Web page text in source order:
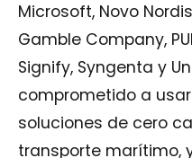
Microsoft, Novo
Gamble Company,
Signify, Syngenta y
comprometido a
soluciones de cero
transporte marítimo,